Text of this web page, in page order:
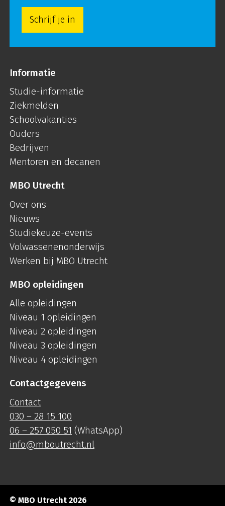
Schrijf je in
Informatie
Studie-informatie
Ziekmelden
Schoolvakanties
Ouders
Bedrijven
Mentoren en decanen
MBO Utrecht
Over ons
Nieuws
Studiekeuze-events
Volwassenenonderwijs
Werken bij MBO Utrecht
MBO opleidingen
Alle opleidingen
Niveau 1 opleidingen
Niveau 2 opleidingen
Niveau 3 opleidingen
Niveau 4 opleidingen
Contactgegevens
Contact
030 – 28 15 100
06 – 257 050 51 (WhatsApp)
info@mboutrecht.nl
© MBO Utrecht 2026